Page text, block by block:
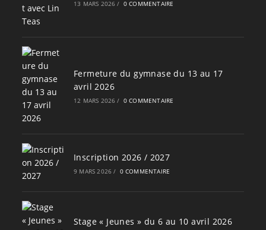
13 MARS 2026 / 0 COMMENTAIRE
Fermeture du gymnase du 13 au 17
avril 2026
12 MARS 2026 / 0 COMMENTAIRE
Inscription 2026 / 2027
9 MARS 2026 / 0 COMMENTAIRE
Stage « Jeunes » du 6 au 10 avril 2026